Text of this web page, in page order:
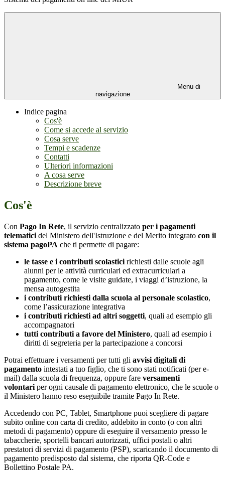
Menu di
navigazione
Indice pagina
Cos'è
Come si accede al servizio
Cosa serve
Tempi e scadenze
Contatti
Ulteriori informazioni
A cosa serve
Descrizione breve
Cos'è
Con Pago In Rete, il servizio centralizzato per i pagamenti
telematici del Ministero dell'Istruzione e del Merito integrato con il
sistema pagoPA che ti permette di pagare:
le tasse e i contributi scolastici richiesti dalle scuole agli
alunni per le attività curriculari ed extracurriculari a
pagamento, come le visite guidate, i viaggi d’istruzione, la
mensa autogestita
i contributi richiesti dalla scuola al personale scolastico,
come l’assicurazione integrativa
i contributi richiesti ad altri soggetti, quali ad esempio gli
accompagnatori
tutti contributi a favore del Ministero, quali ad esempio i
diritti di segreteria per la partecipazione a concorsi
Potrai effettuare i versamenti per tutti gli avvisi digitali di
pagamento intestati a tuo figlio, che ti sono stati notificati (per e-
mail) dalla scuola di frequenza, oppure fare versamenti
volontari per ogni causale di pagamento elettronico, che le scuole o
il Ministero hanno reso eseguibile tramite Pago In Rete.
Accedendo con PC, Tablet, Smartphone puoi scegliere di pagare
subito online con carta di credito, addebito in conto (o con altri
metodi di pagamento) oppure di eseguire il versamento presso le
tabaccherie, sportelli bancari autorizzati, uffici postali o altri
prestatori di servizi di pagamento (PSP), scaricando il documento di
pagamento predisposto dal sistema, che riporta QR-Code e
Bollettino Postale PA.